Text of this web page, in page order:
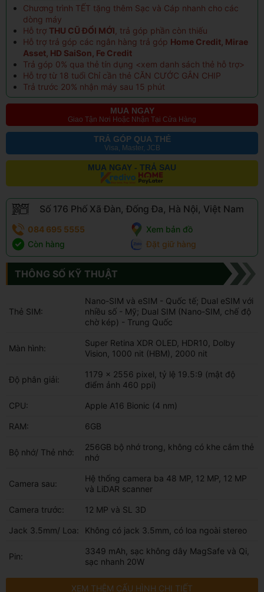
Chương trình TẾT tặng thêm Sạc và Cáp nhanh cho các
dòng máy
Hỗ trợ THU CŨ ĐỔI MỚI , trả góp phần còn thiếu
Hỗ trợ trả góp các ngân hàng trả góp Home Credit, Mirae
Asset, HD SaiSon, Fe Credit
Trả góp 0% qua thẻ tín dụng <xem danh sách thẻ hỗ trợ>
Hỗ trợ từ 18 tuổi Chỉ cần thẻ CĂN CƯỚC GẮN CHIP
Trả trước 20% nhận máy sau 15 phút
MUA NGAY
Giao Tận Nơi Hoặc Nhận Tại Cửa Hàng
TRẢ GÓP QUA THẺ
Visa, Master, JCB
MUA NGAY - TRẢ SAU
Số 176 Phố Xã Đàn, Đống Đa, Hà Nội, Việt Nam
084 695 5555
Xem bản đồ
Còn hàng
Đặt giữ hàng
THÔNG SỐ KỸ THUẬT
Thẻ SIM:
Nano-SIM và eSIM - Quốc tế; Dual eSIM với
nhiều số - Mỹ; Dual SIM (Nano-SIM, chế độ
chờ kép) - Trung Quốc
Màn hình:
Super Retina XDR OLED, HDR10, Dolby
Vision, 1000 nit (HBM), 2000 nit
Độ phân giải:
1179 x 2556 pixel, tỷ lệ 19.5:9 (mật độ
điểm ảnh 460 ppi)
CPU: Apple A16 Bionic (4 nm)
RAM: 6GB
Bộ nhớ/ Thẻ nhớ:
256GB bộ nhớ trong, không có khe cắm thẻ
nhớ
Camera sau:
Hệ thống camera ba 48 MP, 12 MP, 12 MP
và LiDAR scanner
Camera trước: 12 MP và SL 3D
Jack 3.5mm/ Loa: Không có jack 3.5mm, có loa ngoài stereo
Pin:
3349 mAh, sạc không dây MagSafe và Qi,
sạc nhanh 20W
XEM THÊM CẤU HÌNH CHI TIẾT